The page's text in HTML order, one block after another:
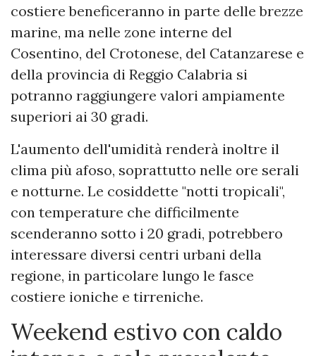
costiere beneficeranno in parte delle brezze
marine, ma nelle zone interne del
Cosentino, del Crotonese, del Catanzarese e
della provincia di Reggio Calabria si
potranno raggiungere valori ampiamente
superiori ai 30 gradi.
L'aumento dell'umidità renderà inoltre il
clima più afoso, soprattutto nelle ore serali
e notturne. Le cosiddette "notti tropicali",
con temperature che difficilmente
scenderanno sotto i 20 gradi, potrebbero
interessare diversi centri urbani della
regione, in particolare lungo le fasce
costiere ioniche e tirreniche.
Weekend estivo con caldo